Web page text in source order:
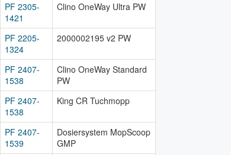
PF 2305-
1421
Clino OneWay Ultra PW
PF 2205-
1324
2000002195 v2 PW
PF 2407-
1538
Clino OneWay Standard
PW
PF 2407-
1538
King CR Tuchmopp
PF 2407-
1539
Dosiersystem MopScoop
GMP